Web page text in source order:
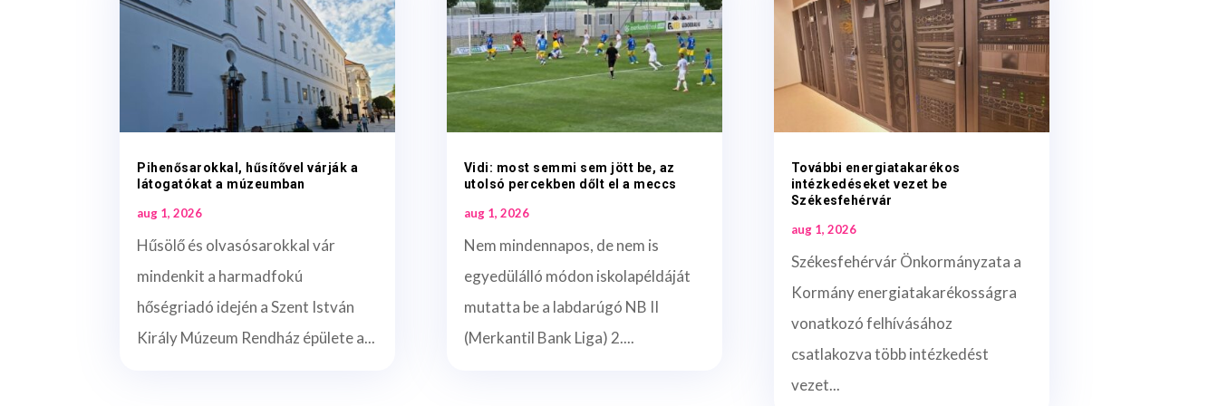
Pihenősarokkal, hűsítővel várják a
látogatókat a múzeumban
aug 1, 2026
Hűsölő és olvasósarokkal vár
mindenkit a harmadfokú
hőségriadó idején a Szent István
Király Múzeum Rendház épülete a...
Vidi: most semmi sem jött be, az
utolsó percekben dőlt el a meccs
aug 1, 2026
Nem mindennapos, de nem is
egyedülálló módon iskolapéldáját
mutatta be a labdarúgó NB II
(Merkantil Bank Liga) 2....
További energiatakarékos
intézkedéseket vezet be
Székesfehérvár
aug 1, 2026
Székesfehérvár Önkormányzata a
Kormány energiatakarékosságra
vonatkozó felhívásához
csatlakozva több intézkedést
vezet...